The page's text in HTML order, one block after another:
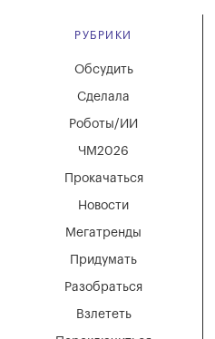
РУБРИКИ
Мегатренды
Придумать
Разобраться
Взлететь
Новости
Обсудить
Сделала
Роботы/ИИ
ЧМ2026
Прокачаться